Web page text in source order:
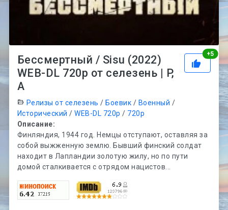
+5
Бессмертный / Sisu (2022)
WEB-DL 720p от селезень | P,
A
Релизы от селезень / Боевик / Военный /
Исторический /WEB-DL 720p / 720p
Описание:
Финляндия, 1944 год. Немцы отступают, оставляя за
собой выжженную землю. Бывший финский солдат
находит в Лапландии золотую жилу, но по пути
домой сталкивается с отрядом нацистов...